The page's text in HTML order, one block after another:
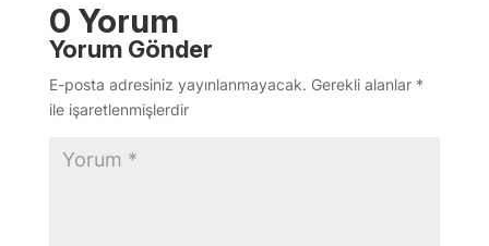
0 Yorum
Yorum Gönder
E-posta adresiniz yayınlanmayacak. Gerekli alanlar *
ile işaretlenmişlerdir